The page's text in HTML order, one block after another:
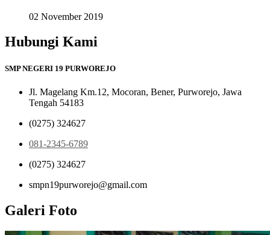
02 November 2019
Hubungi Kami
SMP NEGERI 19 PURWOREJO
Jl. Magelang Km.12, Mocoran, Bener, Purworejo, Jawa
Tengah 54183
(0275) 324627
081-2345-6789
(0275) 324627
smpn19purworejo@gmail.com
Galeri Foto